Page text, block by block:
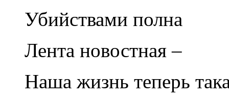
Убийствами полна
Лента новостная –
Наша жизнь теперь